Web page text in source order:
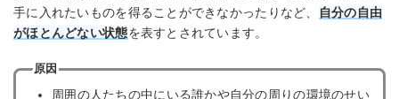
手に入れたいものを得ることができなかったりなど、
自分の自由
がほとんどない状態を表すとされています。
原因
周囲の人たちの中にいる誰かや自分の周りの環境のせい